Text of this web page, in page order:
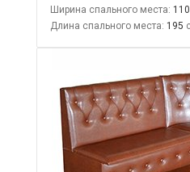
Ширина спального места: 110
Длина спального места: 195